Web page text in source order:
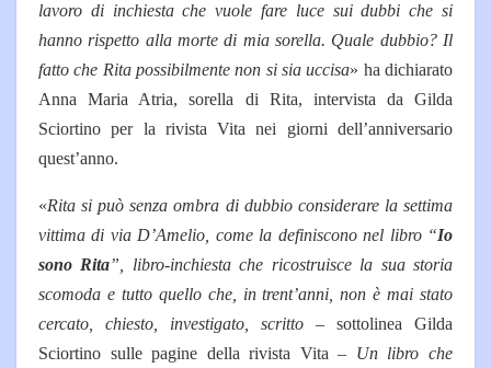
lavoro di inchiesta che vuole fare luce sui dubbi che si
hanno rispetto alla morte di mia sorella. Quale dubbio? Il
fatto che Rita possibilmente non si sia uccisa» ha dichiarato
Anna Maria Atria, sorella di Rita, intervista da Gilda
Sciortino per la rivista Vita nei giorni dell’anniversario
quest’anno.
«Rita si può senza ombra di dubbio considerare la settima
vittima di via D’Amelio, come la definiscono nel libro “Io
sono Rita”, libro-inchiesta che ricostruisce la sua storia
scomoda e tutto quello che, in trent’anni, non è mai stato
cercato, chiesto, investigato, scritto – sottolinea Gilda
Sciortino sulle pagine della rivista Vita – Un libro che